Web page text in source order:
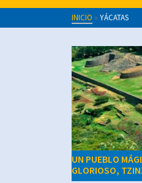
INICIO » YÁCATAS
UN PUEBLO
GLORIOSO,